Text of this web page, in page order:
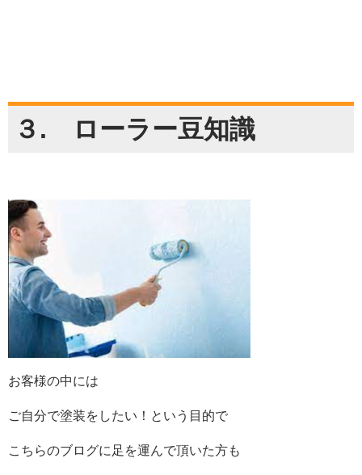
３. ローラー豆知識
お客様の中には
ご自分で塗装をしたい！という目的で
こちらのブログに足を運んで頂いた方も